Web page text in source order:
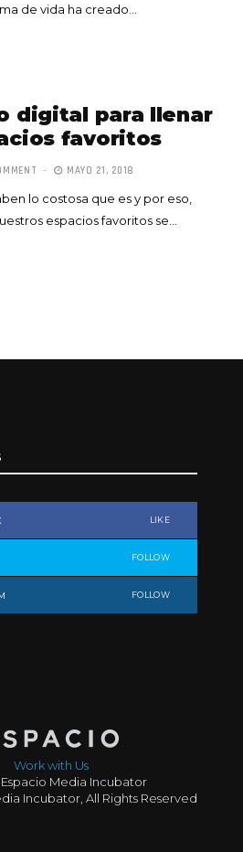
de vida ha creado…
digital para llenar
favoritos
MAYO 21, 2018
lo costosa que es y por eso,
espacios favoritos se…
LIKE
FOLLOW
FOLLOW
Work with Us
Espacio Media Incubator
Incubator, All Rights Reserved